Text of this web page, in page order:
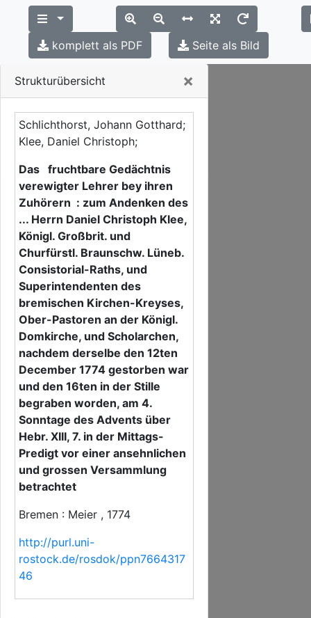
Strukturübersicht ×
Schlichthorst, Johann Gotthard;
Klee, Daniel Christoph;
Das fruchtbare Gedächtnis
verewigter Lehrer bey ihren
Zuhörern : zum Andenken des
... Herrn Daniel Christoph Klee,
Königl. Großbrit. und
Churfürstl. Braunschw. Lüneb.
Consistorial-Raths, und
Superintendenten des
bremischen Kirchen-Kreyses,
Ober-Pastoren an der Königl.
Domkirche, und Scholarchen,
nachdem derselbe den 12ten
December 1774 gestorben war
und den 16ten in der Stille
begraben worden, am 4.
Sonntage des Advents über
Hebr. XIII, 7. in der Mittags-
Predigt vor einer ansehnlichen
und grossen Versammlung
betrachtet
Bremen : Meier , 1774
http://purl.uni-
rostock.de/rosdok/ppn7664317
46
komplett als PDF Seite als Bild